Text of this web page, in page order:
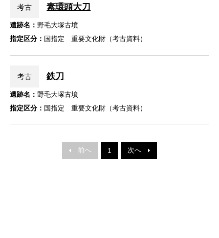
考古 素環頭大刀
遺跡名： 野毛大塚古墳
指定区分： 国指定 重要文化財（考古資料）
考古 鉄刀
遺跡名： 野毛大塚古墳
指定区分： 国指定 重要文化財（考古資料）
前へ 1 次へ